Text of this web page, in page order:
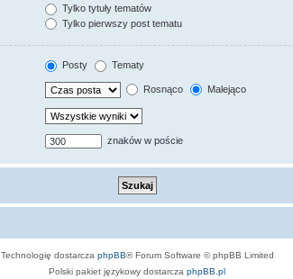
Tylko tytuły tematów
Tylko pierwszy post tematu
Posty Tematy
Rosnąco Malejąco
znaków w poście
Technologię dostarcza phpBB® Forum Software © phpBB Limited
Polski pakiet językowy dostarcza phpBB.pl